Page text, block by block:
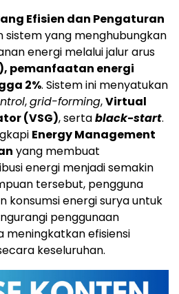
Efisien dan Pengaturan
sistem yang menghubungkan
energi melalui jalur arus
pemanfaatan energi
2%. Sistem ini menyatukan
,grid-forming,Virtual
(VSG), sertablack-start.
Energy Management
yang membuat
energi menjadi semakin
tersebut, pengguna
konsumsi energi surya untuk
penggunaan
meningkatkan efisiensi
keseluruhan.